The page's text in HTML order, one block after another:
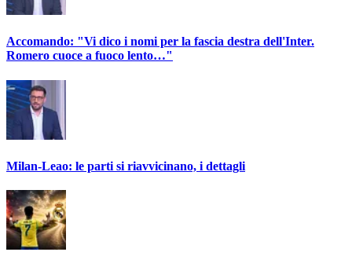
Accomando: "Vi dico i nomi per la fascia destra dell'Inter.
Romero cuoce a fuoco lento…"
Milan-Leao: le parti si riavvicinano, i dettagli